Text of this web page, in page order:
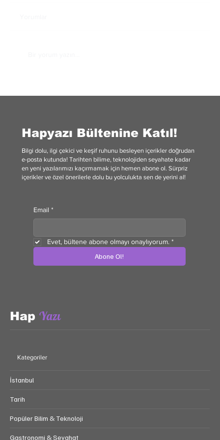
Hapyazı Bültenine Katıl!
Email *
Evet, bültene abone olmayı onaylıyorum. *
Abone Ol!
Bilgi dolu, ilgi çekici ve keşif ruhunu besleyen içerikler doğrudan
e-posta kutunda! Tarihten bilime, teknolojiden seyahate kadar
en yeni yazılarımızı kaçırmamak için hemen abone ol. Sürpriz
içerikler ve özel önerilerle dolu bu yolculukta sen de yerini al!
Hap Yazı
Kategoriler
İstanbul
Tarih
Popüler Bilim & Teknoloji
Gastronomi & Seyahat